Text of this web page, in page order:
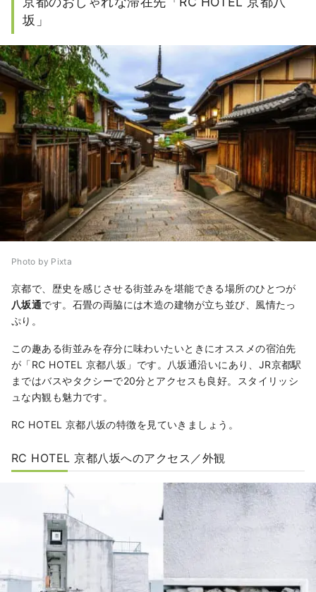
坂」
Photo by Pixta
京都で、歴史を感じさせる街並みを堪能できる場所のひとつが
八坂通です。石畳の両脇には木造の建物が立ち並び、風情たっ
ぷり。
この趣ある街並みを存分に味わいたいときにオススメの宿泊先
が「RC HOTEL 京都八坂」です。八坂通沿いにあり、JR京都駅
まではバスやタクシーで20分とアクセスも良好。スタイリッシ
ュな内観も魅力です。
RC HOTEL 京都八坂の特徴を見ていきましょう。
RC HOTEL 京都八坂へのアクセス／外観